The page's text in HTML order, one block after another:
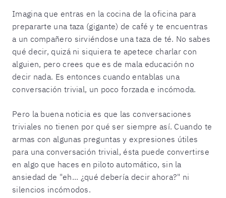
Imagina que entras en la cocina de la oficina para
prepararte una taza (gigante) de café y te encuentras
a un compañero sirviéndose una taza de té. No sabes
qué decir, quizá ni siquiera te apetece charlar con
alguien, pero crees que es de mala educación no
decir nada. Es entonces cuando entablas una
conversación trivial, un poco forzada e incómoda.
Pero la buena noticia es que las conversaciones
triviales no tienen por qué ser siempre así. Cuando te
armas con algunas preguntas y expresiones útiles
para una conversación trivial, ésta puede convertirse
en algo que haces en piloto automático, sin la
ansiedad de "eh... ¿qué debería decir ahora?" ni
silencios incómodos.